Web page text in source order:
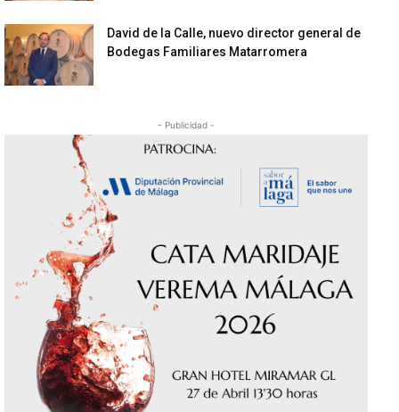
David de la Calle, nuevo director general de
Bodegas Familiares Matarromera
- Publicidad -